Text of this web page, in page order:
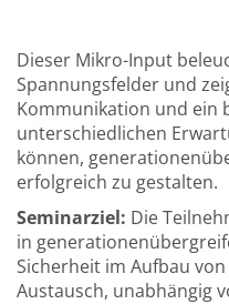
Dieser Mikro-Input
Spannungsfelder und
Kommunikation und ein
unterschiedlichen
können,
erfolgreich zu gestalten.
Seminarziel: Die
in
Sicherheit im Aufbau
Austausch, unabhängig